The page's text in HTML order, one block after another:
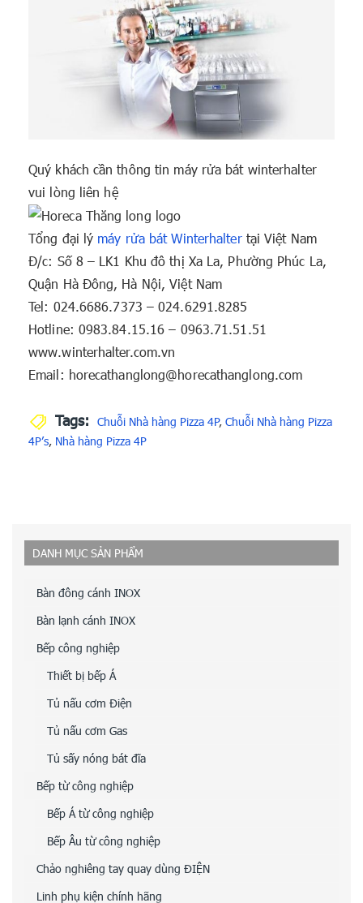
Quý khách cần thông tin máy rửa bát winterhalter
vui lòng liên hệ
Tổng đại lý máy rửa bát Winterhaltertại Việt Nam
Đ/c: Số 8 – LK1 Khu đô thị Xa La, Phường Phúc La,
Quận Hà Đông, Hà Nội, Việt Nam
Tel: 024.6686.7373 – 024.6291.8285
Hotline: 0983.84.15.16 – 0963.71.51.51
www.winterhalter.com.vn
Email: horecathanglong@horecathanglong.com
Tags: Chuỗi Nhà hàng Pizza 4P, Chuỗi Nhà hàng Pizza
4P’s, Nhà hàng Pizza 4P
DANH MỤC SẢN PHẨM
Bàn đông cánh INOX
Bàn lạnh cánh INOX
Bếp công nghiệp
Thiết bị bếp Á
Tủ nấu cơm Điện
Tủ nấu cơm Gas
Tủ sấy nóng bát đĩa
Bếp từ công nghiệp
Bếp Á từ công nghiệp
Bếp Âu từ công nghiệp
Chảo nghiêng tay quay dùng ĐIỆN
Linh phụ kiện chính hãng